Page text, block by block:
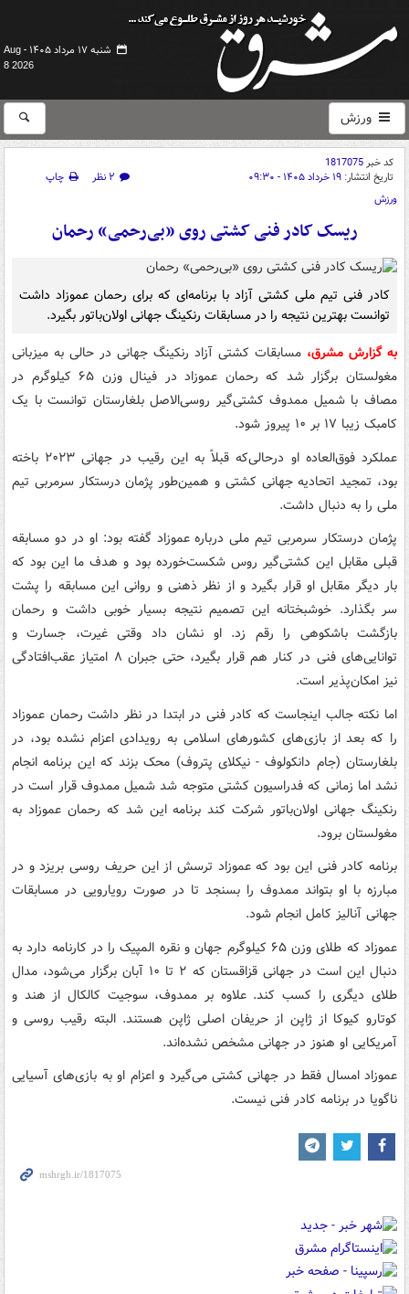
شنبه ۱۷ مرداد ۱۴۰۵ -
Aug
8 2026
ورزش
کد خبر1817075
تاریخ انتشار: ۱۹ خرداد ۱۴۰۵ - ۰۹:۳۰ ۲ نظر
چاپ
ورزش
ریسک کادر فنی کشتی روی «بی‌رحمی» رحمان
کادر فنی تیم ملی کشتی آزاد با برنامه‌ای که برای رحمان عموزاد داشت
توانست بهترین نتیجه را در مسابقات رنکینگ جهانی اولان‌باتور بگیرد.
به گزارش مشرق، مسابقات کشتی آزاد رنکینگ جهانی در حالی به میزبانی
مغولستان برگزار شد که رحمان عموزاد در فینال وزن ۶۵ کیلوگرم در
مصاف با شمیل ممدوف کشتی‌گیر روسی‌الاصل بلغارستان توانست با یک
کامبک زیبا ۱۷ بر ۱۰ پیروز شود.
عملکرد فوق‌العاده او درحالی‌که قبلاً به این رقیب در جهانی ۲۰۲۳ باخته
بود، تمجید اتحادیه جهانی کشتی و همین‌طور پژمان درستکار سرمربی تیم
ملی را به دنبال داشت.
پژمان درستکار سرمربی تیم ملی درباره عموزاد گفته بود: او در دو مسابقه
قبلی مقابل این کشتی‌گیر روس شکست‌خورده بود و هدف ما این بود که
بار دیگر مقابل او قرار بگیرد و از نظر ذهنی و روانی این مسابقه را پشت
سر بگذارد. خوشبختانه این تصمیم نتیجه بسیار خوبی داشت و رحمان
بازگشت باشکوهی را رقم زد. او نشان داد وقتی غیرت، جسارت و
توانایی‌های فنی در کنار هم قرار بگیرد، حتی جبران ۸ امتیاز عقب‌افتادگی
نیز امکان‌پذیر است.
اما نکته جالب اینجاست که کادر فنی در ابتدا در نظر داشت رحمان عموزاد
را که بعد از بازی‌های کشورهای اسلامی به رویدادی اعزام نشده بود، در
بلغارستان (جام دانکولوف - نیکلای پتروف) محک بزند که این برنامه انجام
نشد اما زمانی که فدراسیون کشتی متوجه شد شمیل ممدوف قرار است در
رنکینگ جهانی اولان‌باتور شرکت کند برنامه این شد که رحمان عموزاد به
مغولستان برود.
برنامه کادر فنی این بود که عموزاد ترسش از این حریف روسی بریزد و در
مبارزه با او بتواند ممدوف را بسنجد تا در صورت رویارویی در مسابقات
جهانی آنالیز کامل انجام شود.
عموزاد که طلای وزن ۶۵ کیلوگرم جهان و نقره المپیک را در کارنامه دارد به
دنبال این است در جهانی قزاقستان که ۲ تا ۱۰ آبان برگزار می‌شود، مدال
طلای دیگری را کسب کند. علاوه بر ممدوف، سوجیت کالکال از هند و
کوتارو کیوکا از ژاپن از حریفان اصلی ژاپن هستند. البته رقیب روسی و
آمریکایی او هنوز در جهانی مشخص نشده‌اند.
عموزاد امسال فقط در جهانی کشتی می‌گیرد و اعزام او به بازی‌های آسیایی
ناگویا در برنامه کادر فنی نیست.